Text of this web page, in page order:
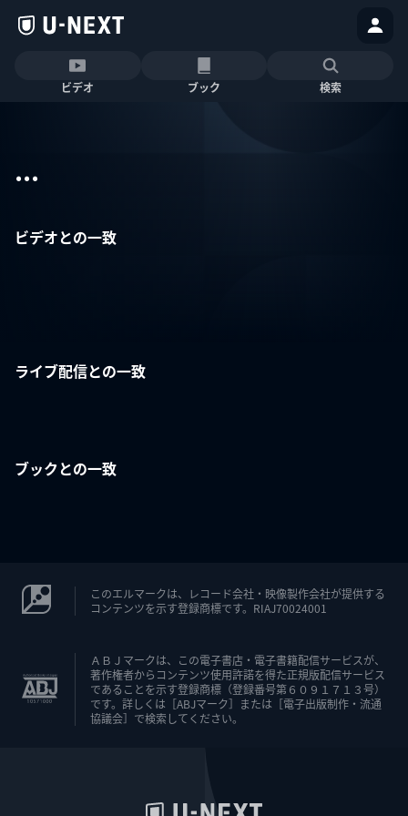
ビデオ ブック 検索
...
ビデオとの一致
ライブ配信との一致
ブックとの一致
このエルマークは、レコード会社・映像製作会社が提供する
コンテンツを示す登録商標です。RIAJ70024001
ＡＢＪマークは、この電子書店・電子書籍配信サービスが、
著作権者からコンテンツ使用許諾を得た正規版配信サービス
であることを示す登録商標（登録番号第６０９１７１３号）
です。詳しくは［ABJマーク］または［電子出版制作・流通
協議会］で検索してください。